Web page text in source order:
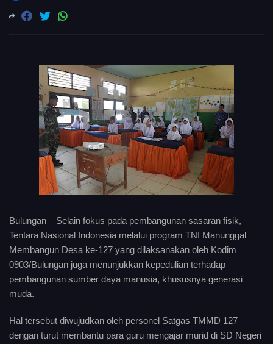
Bulungan – Selain fokus pada pembangunan sasaran fisik,
Tentara Nasional Indonesia melalui program TNI Manunggal
Membangun Desa ke-127 yang dilaksanakan oleh Kodim
0903/Bulungan juga menunjukkan kepedulian terhadap
pembangunan sumber daya manusia, khususnya generasi
muda.
Hal tersebut diwujudkan oleh personel Satgas TMMD 127
dengan turut membantu para guru mengajar murid di SD Negeri